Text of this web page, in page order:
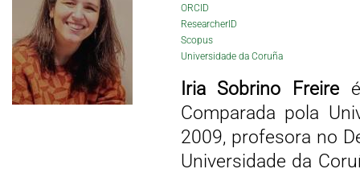
ORCID
ResearcherID
Scopus
Universidade da Coruña
Iria Sobrino Freire
Comparada pola
2009, profesora no
Universidade da